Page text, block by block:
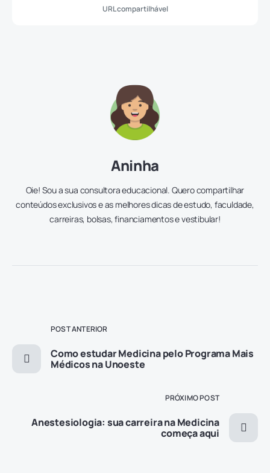
URL compartilhável
Aninha
Oie! Sou a sua consultora educacional. Quero compartilhar
conteúdos exclusivos e as melhores dicas de estudo, faculdade,
carreiras, bolsas, financiamentos e vestibular!
POST ANTERIOR
Como estudar Medicina pelo Programa Mais
Médicos na Unoeste
PRÓXIMO POST
Anestesiologia: sua carreira na Medicina
começa aqui